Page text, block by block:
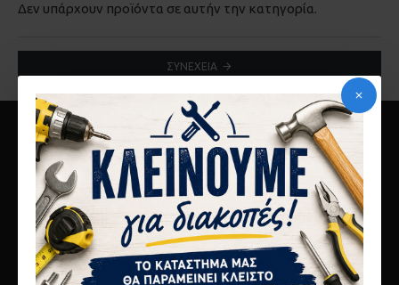
Δεν υπάρχουν προϊόντα σε αυτήν την κατηγορία.
ΣΥΝΈΧΕΙΑ
10ο χλμ Αθηνών Λαμίας